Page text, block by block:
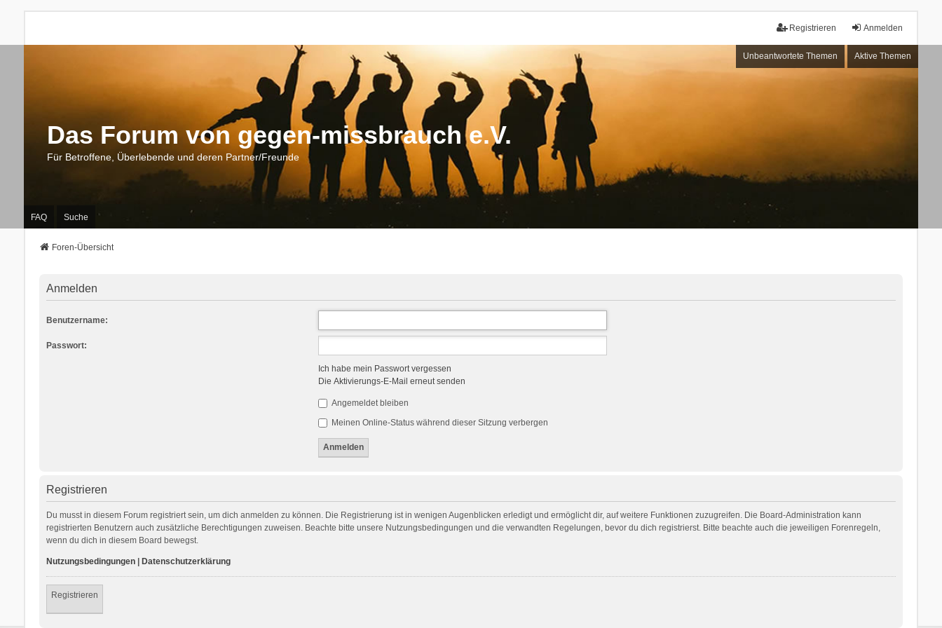
Anmelden
Registrieren
Unbeantwortete Themen Aktive Themen
Das Forum von gegen-missbrauch e.V.
Für Betroffene, Überlebende und deren Partner/Freunde
FAQ Suche
Foren-Übersicht
Anmelden
Benutzername:
Passwort:
Ich habe mein Passwort vergessen
Die Aktivierungs-E-Mail erneut senden
Angemeldet bleiben
Meinen Online-Status während dieser Sitzung verbergen
Registrieren
Du musst in diesem Forum registriert sein, um dich anmelden zu können. Die Registrierung ist in wenigen Augenblicken erledigt und ermöglicht dir, auf weitere Funktionen zuzugreifen. Die Board-Administration kann
registrierten Benutzern auch zusätzliche Berechtigungen zuweisen. Beachte bitte unsere Nutzungsbedingungen und die verwandten Regelungen, bevor du dich registrierst. Bitte beachte auch die jeweiligen Forenregeln,
wenn du dich in diesem Board bewegst.
Nutzungsbedingungen| Datenschutzerklärung
Registrieren